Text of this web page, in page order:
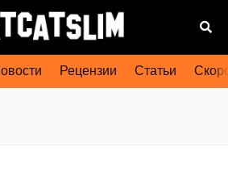
Рецензии Статьи